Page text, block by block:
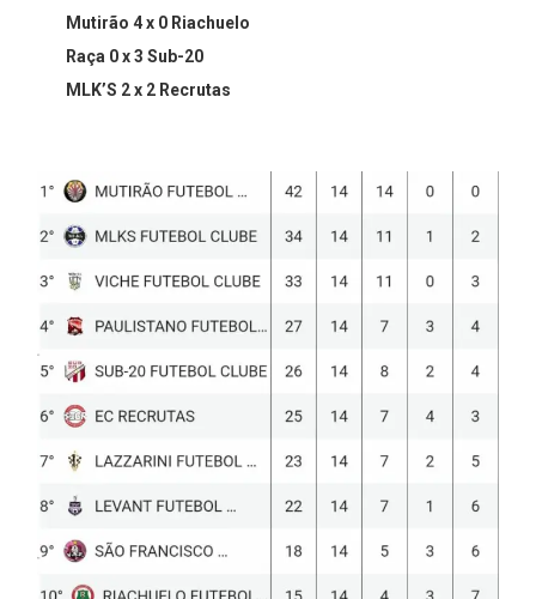
Mutirão 4 x 0 Riachuelo⁣⁣
Raça 0 x 3 Sub-20 ⁣⁣
MLK’S 2 x 2 Recrutas